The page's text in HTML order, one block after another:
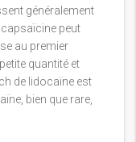
généralement
peut
au premier
quantité et
de lidocaïne est
bien que rare,